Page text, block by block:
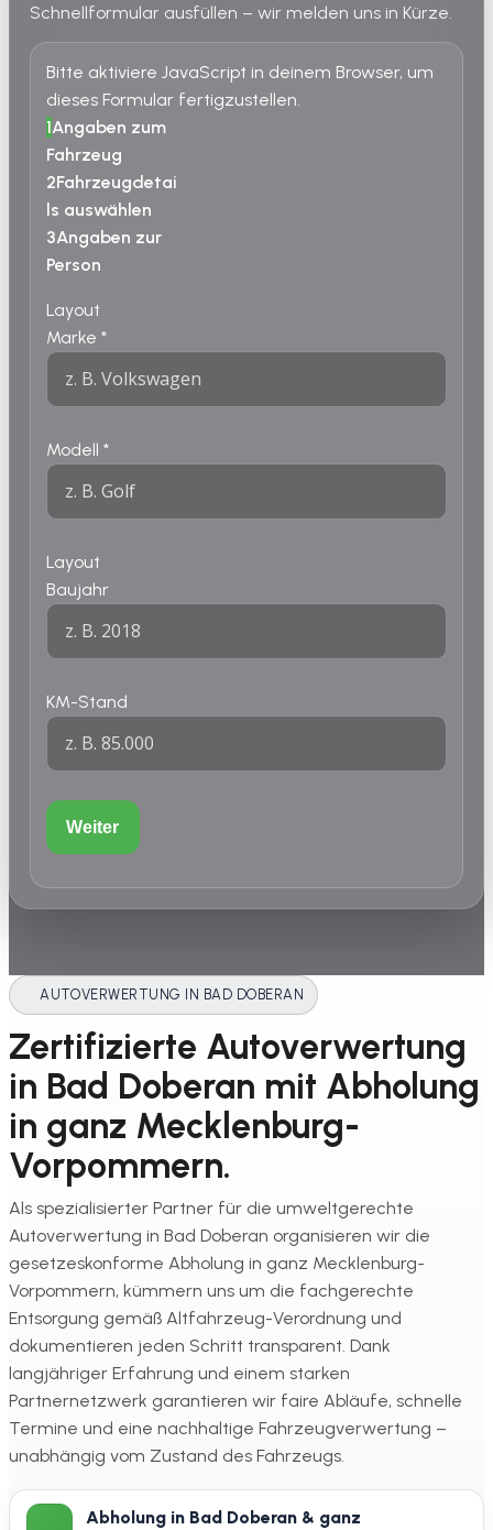
Schnellformular ausfüllen – wir melden uns in Kürze.
Bitte aktiviere JavaScript in deinem Browser, um
dieses Formular fertigzustellen.
1Angaben zum
Fahrzeug
2Fahrzeugdetai
ls auswählen
3Angaben zur
Person
Layout
Marke *
Modell *
Layout
Baujahr
KM-Stand
Weiter
AUTOVERWERTUNG IN BAD DOBERAN
Zertifizierte Autoverwertung
in Bad Doberan mit Abholung
in ganz Mecklenburg-
Vorpommern.
Als spezialisierter Partner für die umweltgerechte
Autoverwertung in Bad Doberan organisieren wir die
gesetzeskonforme Abholung in ganz Mecklenburg-
Vorpommern, kümmern uns um die fachgerechte
Entsorgung gemäß Altfahrzeug-Verordnung und
dokumentieren jeden Schritt transparent. Dank
langjähriger Erfahrung und einem starken
Partnernetzwerk garantieren wir faire Abläufe, schnelle
Termine und eine nachhaltige Fahrzeugverwertung –
unabhängig vom Zustand des Fahrzeugs.
Abholung in Bad Doberan & ganz